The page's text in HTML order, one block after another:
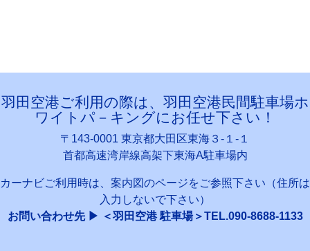
羽田空港ご利用の際は、羽田空港民間駐車場ホ
ワイトパ－キングにお任せ下さい！
〒143-0001 東京都大田区東海３-１-１
首都高速湾岸線高架下東海A駐車場内
カーナビご利用時は、案内図のページをご参照下さい（住所は
入力しないで下さい）
お問い合わせ先 ▶ ＜羽田空港 駐車場＞TEL.090-8688-1133